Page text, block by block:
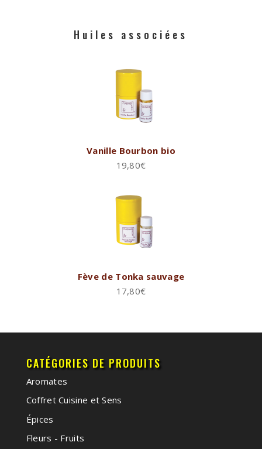
Huiles associées
Vanille Bourbon bio
19,80€
Fève de Tonka sauvage
17,80€
CATÉGORIES DE PRODUITS
Aromates
Coffret Cuisine et Sens
Épices
Fleurs - Fruits